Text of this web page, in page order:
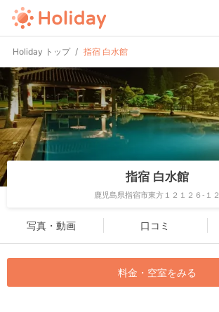
Holiday トップ 指宿 白水館
指宿 白水館
鹿児島県指宿市東方１２１２６-１２
写真・動画 口コミ
料金・空室をみる